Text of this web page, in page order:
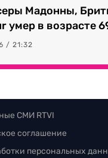
Мадонны,
умер в возрасте
/ 21:32
СМИ RTVI
соглашение
персональных